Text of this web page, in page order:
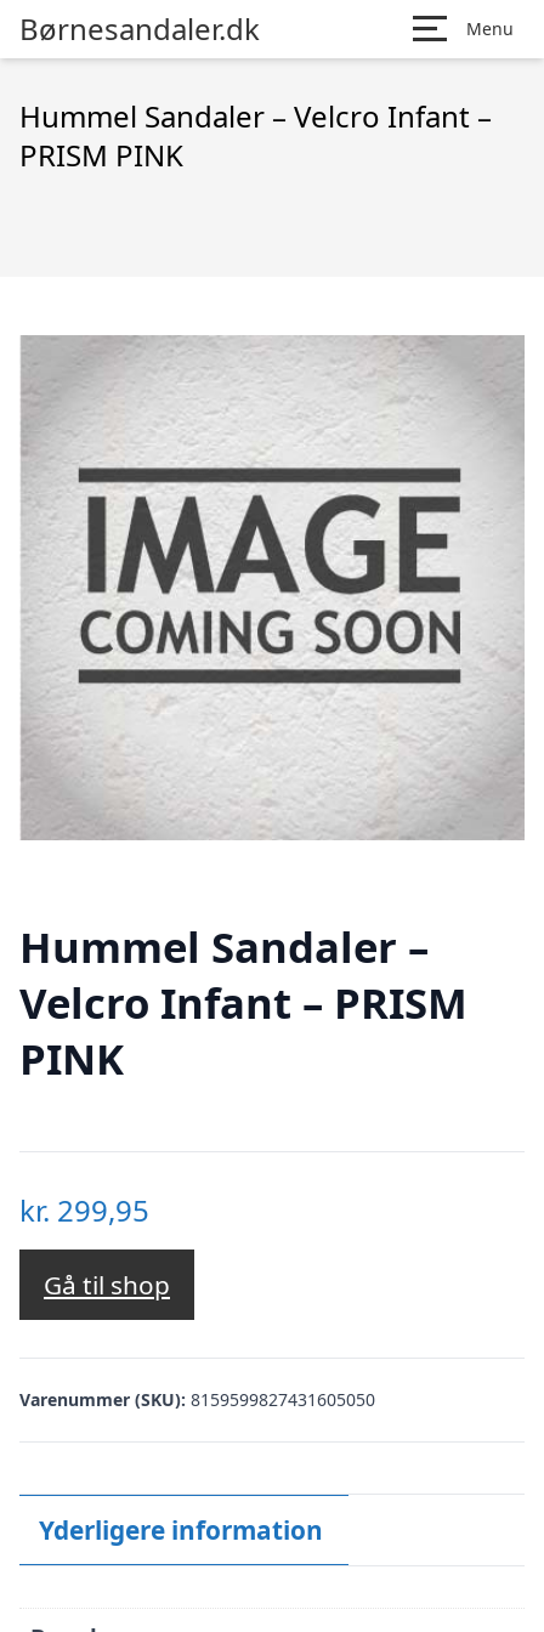
Børnesandaler.dk Menu
Hummel Sandaler – Velcro Infant –
PRISM PINK
Hummel Sandaler –
Velcro Infant – PRISM
PINK
kr. 299,95
Gå til shop
Varenummer (SKU): 8159599827431605050
Yderligere information